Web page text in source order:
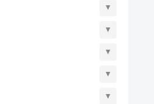
▼
▼
▼
▼
▼